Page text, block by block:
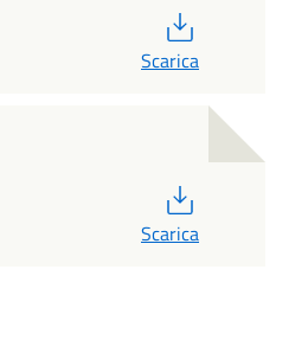
Scarica
Scarica